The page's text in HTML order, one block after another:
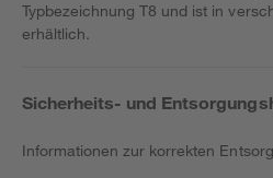
Typbezeichnung T8 und ist in
erhältlich.
Sicherheits- und
Informationen zur korrekten